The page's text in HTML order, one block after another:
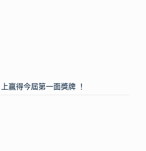
贏得今屆第一面獎牌 ！